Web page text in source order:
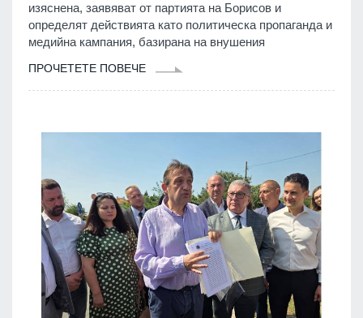
изяснена, заявяват от партията на Борисов и
определят действията като политическа пропаганда и
медийна кампания, базирана на внушения
ПРОЧЕТЕТЕ ПОВЕЧЕ